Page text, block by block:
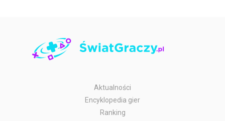
Aktualności
Encyklopedia gier
Ranking